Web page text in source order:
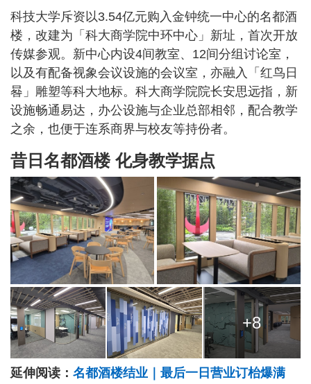
科技大学斥资以3.54亿元购入金钟统一中心的名都酒
楼，改建为「科大商学院中环中心」新址，首次开放
传媒参观。新中心内设4间教室、12间分组讨论室，
以及有配备视象会议设施的会议室，亦融入「红鸟日
晷」雕塑等科大地标。科大商学院院长安思远指，新
设施畅通易达，办公设施与企业总部相邻，配合教学
之余，也便于连系商界与校友等持份者。
昔日名都酒楼 化身教学据点
+8
延伸阅读： 名都酒楼结业｜最后一日营业订枱爆满